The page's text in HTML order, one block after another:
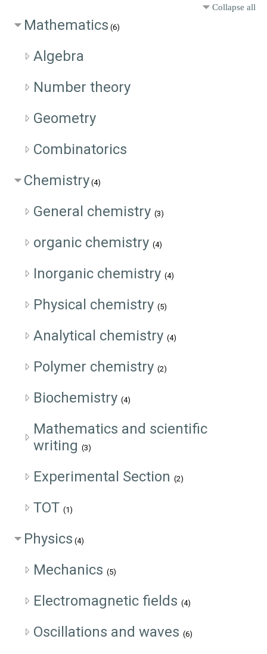
Collapse all
Mathematics (6)
Algebra
Number theory
Geometry
Combinatorics
Chemistry (4)
General chemistry(3)
organic chemistry(4)
Inorganic chemistry(4)
Physical chemistry(5)
Analytical chemistry(4)
Polymer chemistry(2)
Biochemistry(4)
Mathematics and scientific
writing(3)
Experimental Section(2)
TOT(1)
Physics (4)
Mechanics(5)
Electromagnetic fields(4)
Oscillations and waves(6)